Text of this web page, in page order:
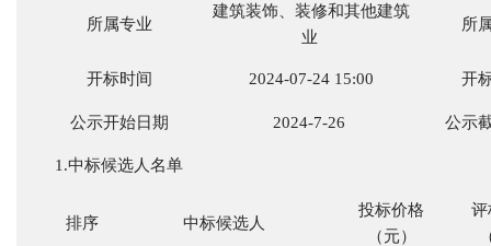
所属专业
建筑装饰、装修和其他建筑
业
所
开标时间 2024-07-24 15:00 开
公示开始日期 2024-7-26 公示
1.中标候选人名单
排序 中标候选人
投标价格
（元）
评